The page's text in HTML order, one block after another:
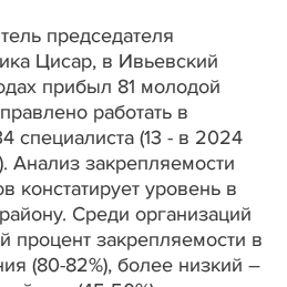
председателя
Цисар, в Ивьевский
прибыл 81 молодой
работать в
специалиста (13 - в 2024
Анализ закрепляемости
констатирует уровень в
Среди организаций
процент закрепляемости в
(80-82%), более низкий –